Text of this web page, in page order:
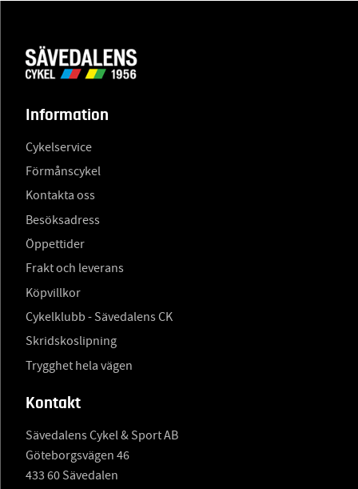
Information
Cykelservice
Förmånscykel
Kontakta oss
Besöksadress
Öppettider
Frakt och leverans
Köpvillkor
Cykelklubb - Sävedalens CK
Skridskoslipning
Trygghet hela vägen
Kontakt
Sävedalens Cykel & Sport AB
Göteborgsvägen 46
433 60 Sävedalen